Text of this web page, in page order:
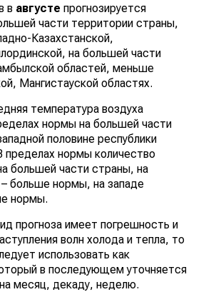
в августе прогнозируется
части территории страны,
Казахстанской,
на большей части
областей, меньше
Мангистауской областях.
температура воздуха
нормы на большей части
половине республики
нормы количество
большей части страны, на
больше нормы, на западе
нормы.
прогноза имеет погрешность и
волн холода и тепла, то
использовать как
в последующем уточняется
месяц, декаду, неделю.